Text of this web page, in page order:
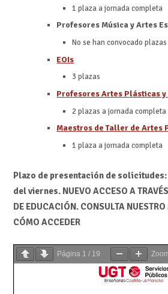
1 plaza a jornada completa
Profesores Música y Artes
No se han convocado
EOIs
3 plazas
Profesores Artes Plásticas y
2 plazas a jornada completa
Maestros de Taller de Artes
1 plaza a jornada completa
Plazo de presentación de solicitudes:
del viernes. NUEVO ACCESO A
DE EDUCACIÓN. CONSULTA
CÓMO ACCEDER
Página 1 / 19